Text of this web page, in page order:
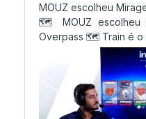
28/07 11:27
Terceiro dia com
Resumo do dia:
playoffs
MOUZ escolheu
🗺️ MOUZ escolheu
Overpass 🗺️ Train é o